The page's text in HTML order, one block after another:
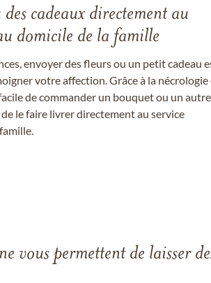
cadeaux directement au
domicile de la famille
envoyer des fleurs ou un petit cadeau
votre affection. Grâce à la nécrologie
de commander un bouquet ou un autre
le faire livrer directement au service
vous permettent de laisser